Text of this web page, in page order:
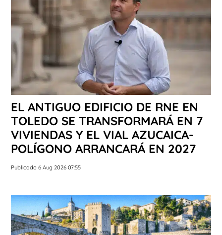
EL ANTIGUO EDIFICIO DE RNE EN
TOLEDO SE TRANSFORMARÁ EN 7
VIVIENDAS Y EL VIAL AZUCAICA-
POLÍGONO ARRANCARÁ EN 2027
Publicado 6 Aug 2026 07:55